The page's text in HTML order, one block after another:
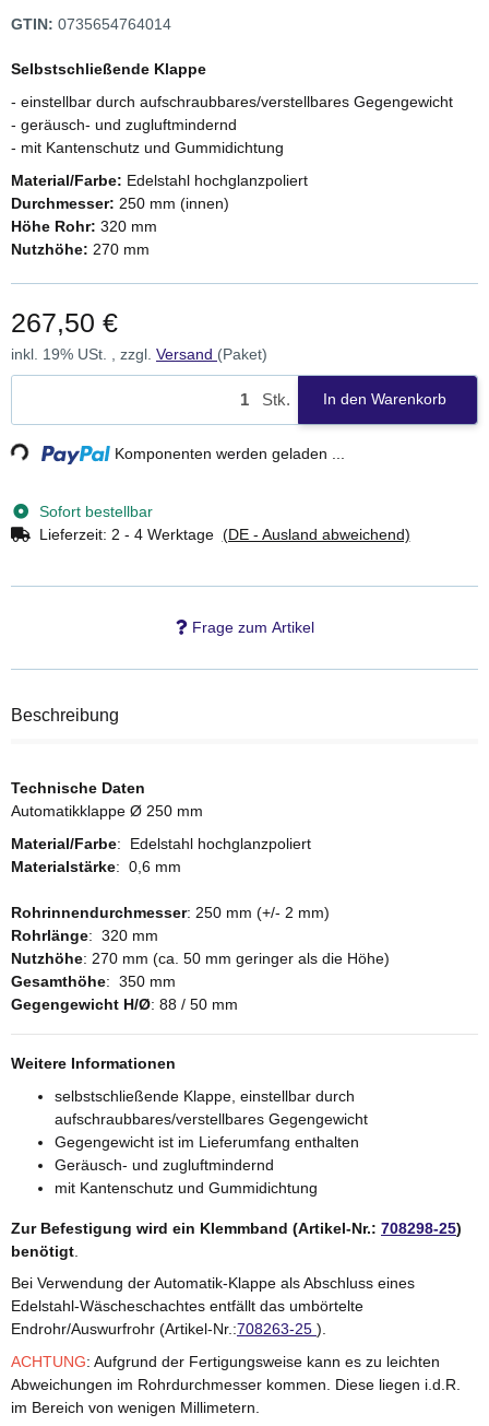
GTIN: 0735654764014
Selbstschließende Klappe
- einstellbar durch aufschraubbares/verstellbares Gegengewicht
- geräusch- und zugluftmindernd
- mit Kantenschutz und Gummidichtung
Material/Farbe: Edelstahl hochglanzpoliert
Durchmesser: 250 mm (innen)
Höhe Rohr: 320 mm
Nutzhöhe: 270 mm
267,50 €
inkl. 19% USt. , zzgl. Versand (Paket)
Stk. In den Warenkorb
Komponenten werden geladen ...
Sofort bestellbar
Lieferzeit: 2 - 4 Werktage (DE - Ausland abweichend)
Frage zum Artikel
Beschreibung
Technische Daten
Automatikklappe Ø 250 mm
Material/Farbe: Edelstahl hochglanzpoliert
Materialstärke: 0,6 mm
Rohrinnendurchmesser: 250 mm (+/- 2 mm)
Rohrlänge: 320 mm
Nutzhöhe: 270 mm (ca. 50 mm geringer als die Höhe)
Gesamthöhe: 350 mm
Gegengewicht H/Ø: 88 / 50 mm
Weitere Informationen
selbstschließende Klappe, einstellbar durch
aufschraubbares/verstellbares Gegengewicht
Gegengewicht ist im Lieferumfang enthalten
Geräusch- und zugluftmindernd
mit Kantenschutz und Gummidichtung
Zur Befestigung wird ein Klemmband (Artikel-Nr.: 708298-25)
benötigt
Bei Verwendung der Automatik-Klappe als Abschluss eines
Edelstahl-Wäscheschachtes entfällt das umbörtelte
Endrohr/Auswurfrohr (Artikel-Nr.:708263-25 ).
ACHTUNG: Aufgrund der Fertigungsweise kann es zu leichten
Abweichungen im Rohrdurchmesser kommen. Diese liegen i.d.R.
im Bereich von wenigen Millimetern.